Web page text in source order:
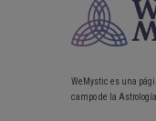
WeMystic es una
campo de la